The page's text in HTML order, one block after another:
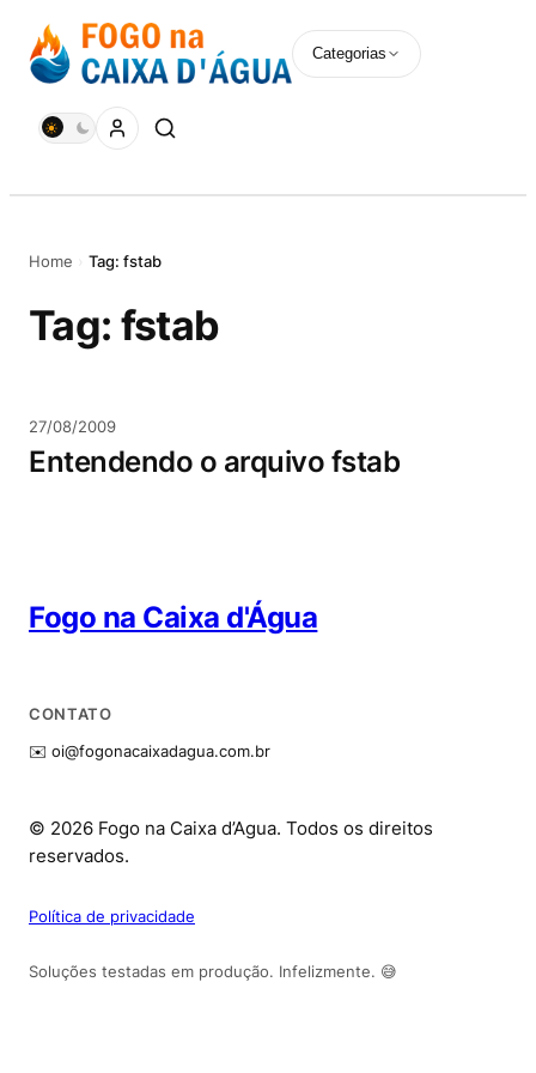
Pular
para
Categorias
Home Tag: fstab
Tag: fstab
27/08/2009
Entendendo o arquivo fstab
Fogo na Caixa d'Água
CONTATO
✉️ oi@fogonacaixadagua.com.br
© 2026 Fogo na Caixa d’Agua. Todos os direitos
reservados.
Política de privacidade
Soluções testadas em produção. Infelizmente. 😅